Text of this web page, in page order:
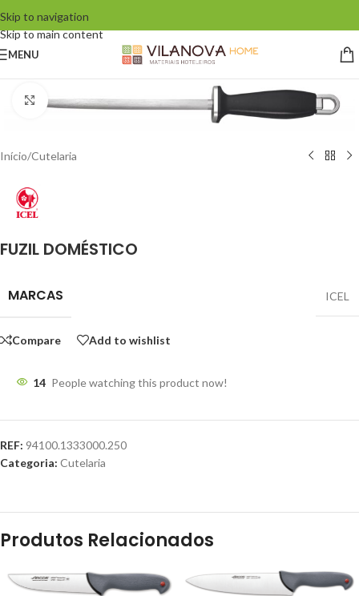
Skip to navigation
Skip to main content
MENU
Click to enlarge
Início/Cutelaria
FUZIL DOMÉSTICO
MARCAS ICEL
Compare Add to wishlist
14 People watching this product now!
REF: 94100.1333000.250
Categoria: Cutelaria
Produtos Relacionados